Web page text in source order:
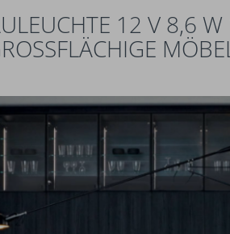
12 V 8,6